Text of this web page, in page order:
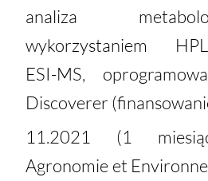
analiza
wykorzystaniem
ESI-MS,
Discoverer
11.2021 (1
Agronomie et